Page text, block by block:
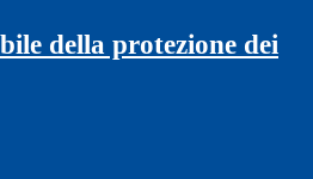
della protezione dei